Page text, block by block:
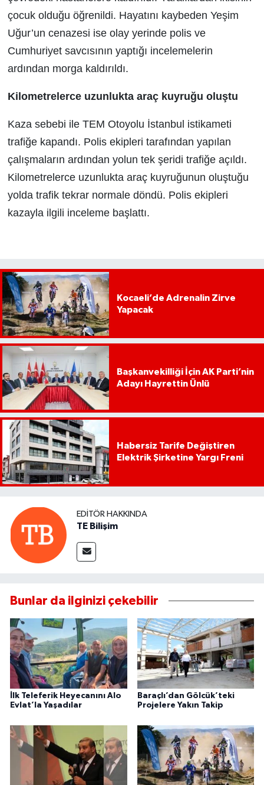
çocuk olduğu öğrenildi. Hayatını kaybeden Yeşim
Uğur’un cenazesi ise olay yerinde polis ve
Cumhuriyet savcısının yaptığı incelemelerin
ardından morga kaldırıldı.
Kilometrelerce uzunlukta araç kuyruğu oluştu
Kaza sebebi ile TEM Otoyolu İstanbul istikameti
trafiğe kapandı. Polis ekipleri tarafından yapılan
çalışmaların ardından yolun tek şeridi trafiğe açıldı.
Kilometrelerce uzunlukta araç kuyruğunun oluştuğu
yolda trafik tekrar normale döndü. Polis ekipleri
kazayla ilgili inceleme başlattı.
Kocaeli’de Adrenalin Zirve
Yapacak
Başkanvekilliği İçin AK Parti’nin
Adayı Hayrettin Ünlü
Habersiz Tarife Değiştiren
Elektrik Şirketine Yargı Freni
EDITÖR HAKKINDA
TE Bilişim
Bunlar da ilginizi çekebilir
İlk Teleferik Heyecanını Alo
Evlat’la Yaşadılar
Baraçlı’dan Gölcük’teki
Projelere Yakın Takip